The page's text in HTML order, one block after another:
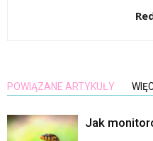
POWIĄZANE ARTYKUŁY
Jak